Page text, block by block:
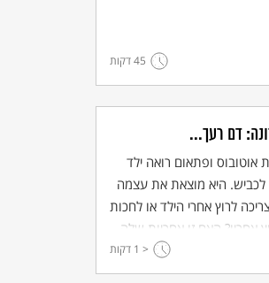
45 דקות
דם רעך...
ופתאום רואה ילד
היא מוצאת את עצמה
לרוץ אחרי הילד או לחכות
אחריו? האם זו אחריות שלה
< 1 דקות